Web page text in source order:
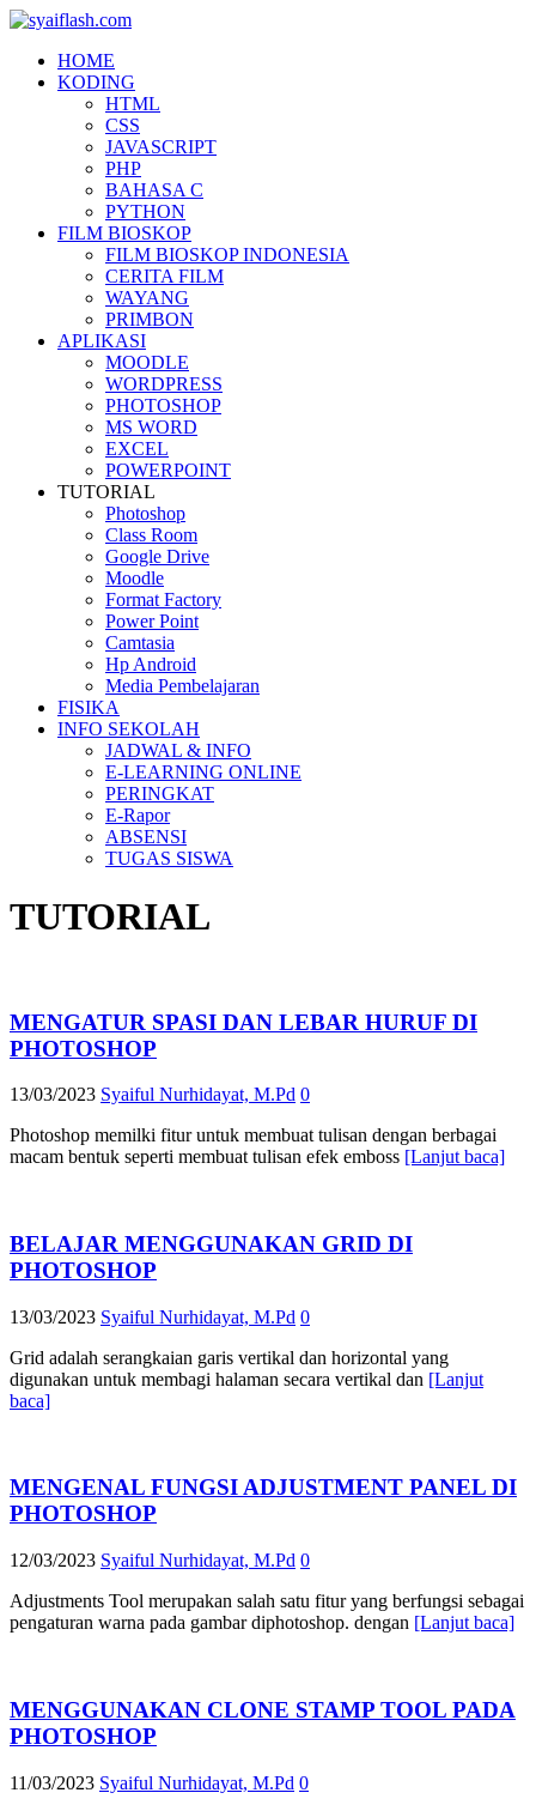
HOME
KODING
HTML
CSS
JAVASCRIPT
PHP
BAHASA C
PYTHON
FILM BIOSKOP
FILM BIOSKOP INDONESIA
CERITA FILM
WAYANG
PRIMBON
APLIKASI
MOODLE
WORDPRESS
PHOTOSHOP
MS WORD
EXCEL
POWERPOINT
TUTORIAL
Photoshop
Class Room
Google Drive
Moodle
Format Factory
Power Point
Camtasia
Hp Android
Media Pembelajaran
FISIKA
INFO SEKOLAH
JADWAL & INFO
E-LEARNING ONLINE
PERINGKAT
E-Rapor
ABSENSI
TUGAS SISWA
TUTORIAL
MENGATUR SPASI DAN LEBAR HURUF DI
PHOTOSHOP
13/03/2023 Syaiful Nurhidayat, M.Pd 0
Photoshop memilki fitur untuk membuat tulisan dengan berbagai
macam bentuk seperti membuat tulisan efek emboss [Lanjut baca]
BELAJAR MENGGUNAKAN GRID DI
PHOTOSHOP
13/03/2023 Syaiful Nurhidayat, M.Pd 0
Grid adalah serangkaian garis vertikal dan horizontal yang
digunakan untuk membagi halaman secara vertikal dan [Lanjut
baca]
MENGENAL FUNGSI ADJUSTMENT PANEL DI
PHOTOSHOP
12/03/2023 Syaiful Nurhidayat, M.Pd 0
Adjustments Tool merupakan salah satu fitur yang berfungsi sebagai
pengaturan warna pada gambar diphotoshop. dengan [Lanjut baca]
MENGGUNAKAN CLONE STAMP TOOL PADA
PHOTOSHOP
11/03/2023 Syaiful Nurhidayat, M.Pd 0